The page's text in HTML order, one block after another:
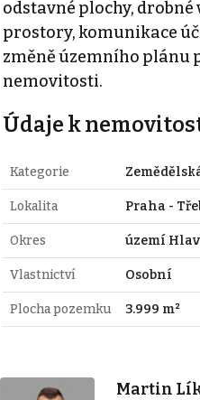
odstavné plochy,
prostory, komunikace
změně územního plánu
nemovitosti.
Údaje k
Kategorie
Lokalita Praha -
Okres území
Vlastnictví Osobní
Plocha pozemku 3.999 m²
Martin